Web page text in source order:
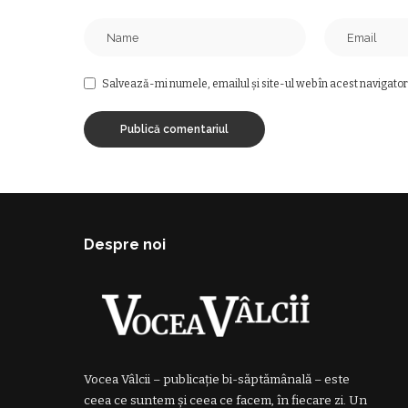
Salvează-mi numele, emailul și site-ul web în acest
Despre noi
Vocea Vâlcii – publicație bi-săptămânală – este
ceea ce suntem și ceea ce facem, în fiecare zi. Un